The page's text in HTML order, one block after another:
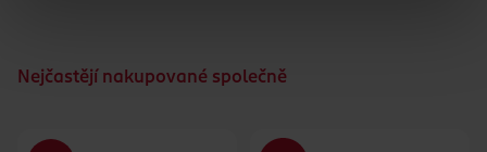
Nejčastějí nakupované společně